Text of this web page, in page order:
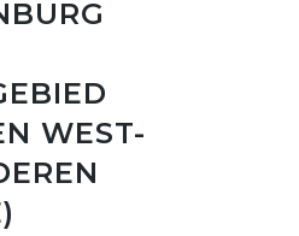
WEST-